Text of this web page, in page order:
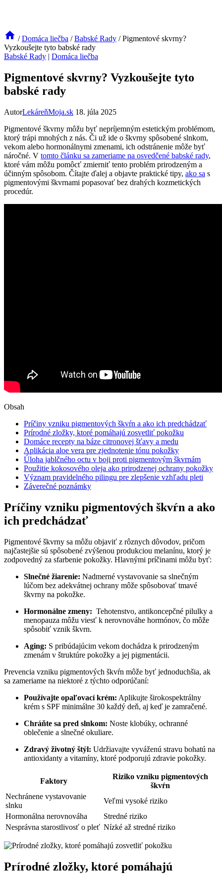
/ Domáca liečba / Babské Rady / Pigmentové skvrny?
Vyzkoušejte tyto babské rady
Babské Rady | Domáca liečba
Pigmentové skvrny? Vyzkoušejte tyto
babské rady
AutorLekáreňMoja.sk 18. júla 2025
Pigmentové škvrny môžu byť nepríjemným estetickým problémom,
ktorý trápi mnohých z nás. Či už ide o škvrny spôsobené slnkom,
vekom alebo hormonálnymi zmenami, ich odstránenie môže‍ byť
náročné. V​ tomto článku sa zameriame na osvedčené babské rady,
ktoré vám môžu pomôcť zmierniť tento⁣ problém ‍prirodzeným a
účinným spôsobom. Čítajte ďalej a objavte praktické​ tipy, ako sa ⁢s
⁢pigmentovými škvrnami popasovať bez drahých kozmetických
procedúr.
Obsah
Príčiny vzniku pigmentových škvŕn a ​ako ich⁣ predchádzať
Prírodné ⁢zložky, ktoré⁣ pomáhajú zosvetliť pokožku
Domáce recepty ‍na báze citronovej šťavy a medu
Aplikácia aloe vera pre zjednotenie tónu pokožky
Úloha jablčného octu v boji proti ‌pigmentovým škvrnám
Použitie kokosového oleja ako prirodzenej ochrany pokožky
Význam pravidelného pilingu pre ⁤zlepšenie vzhľadu pleti
Záverečné poznámky
Príčiny vzniku pigmentových škvŕn a ​ako
ich⁣ predchádzať
Pigmentové ​škvrny sa môžu objaviť​ z rôznych‍ dôvodov, pričom
najčastejšie sú spôsobené zvýšenou produkciou melanínu,​ ktorý je
zodpovedný za sfarbenie ⁤pokožky. Hlavnými príčinami⁢ môžu byť:
Slnečné‌ žiarenie: Nadmerné‍ vystavovanie sa‍ slnečným
lúčom bez adekvátnej ochrany môže spôsobovať tmavé
škvrny na pokožke.
Hormonálne zmeny: ⁢ Tehotenstvo, antikoncepčné pilulky a
⁤menopauza môžu viesť k nerovnováhe hormónov, čo môže
spôsobiť vznik‌ škvrn.
Aging: S ⁢pribúdajúcim⁣ vekom ⁣dochádza k ​prirodzeným
zmenám v ⁢štruktúre pokožky a ⁤jej pigmentácii.
Prevencia vzniku pigmentových ‌škvŕn môže byť jednoduchšia, ak
sa ‍zameriame na niektoré z týchto odporúčaní:
Používajte opaľovací krém: Aplikujte širokospektrálny
krém s ​SPF minimálne 30 ‌každý deň, aj keď je ⁤zamračené.
Chráňte sa pred slnkom: ‌Noste klobúky, ochranné
oblečenie a slnečné okuliare.
Zdravý životný štýl: Udržiavajte vyváženú stravu ⁢bohatú na
antioxidanty a vitamíny, ktoré ​podporujú zdravie ⁤pokožky.
Faktory
Riziko vzniku pigmentových‌
škvŕn
Nechránene ‍vystavovanie⁣
slnku
Veľmi vysoké ​riziko
Hormonálna ​nerovnováha
Stredné⁣ riziko
Nesprávna starostlivosť o pleť Nízké až stredné riziko
Prírodné ⁢zložky, ktoré⁣ pomáhajú